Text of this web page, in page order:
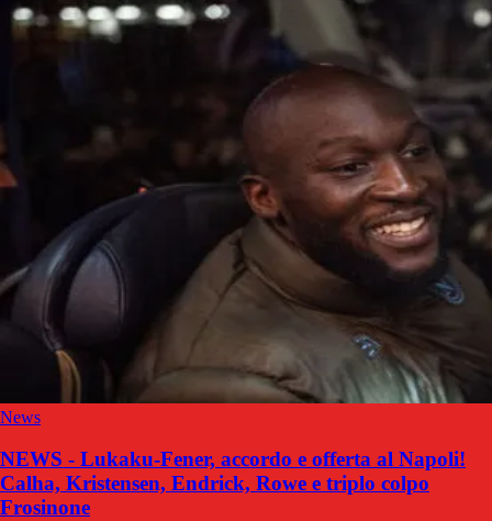
News
NEWS - Lukaku-Fener, accordo e offerta al Napoli!
Calha, Kristensen, Endrick, Rowe e triplo colpo
Frosinone